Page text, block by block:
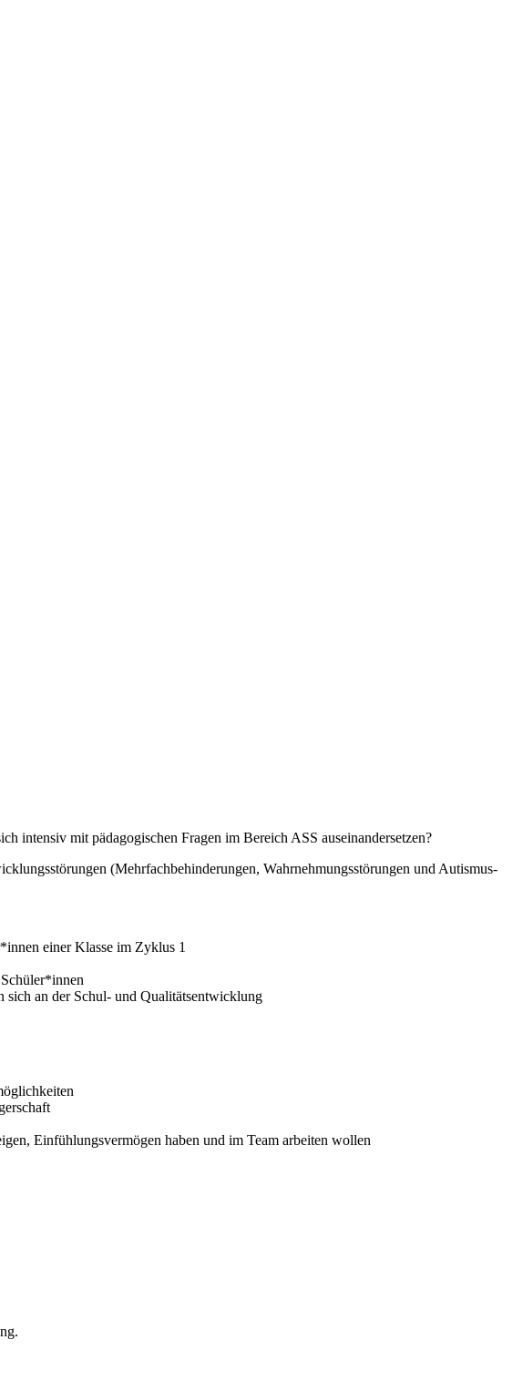
intensiv mit pädagogischen Fragen im Bereich ASS auseinandersetzen?
(Mehrfachbehinderungen, Wahrnehmungsstörungen und Autismus-
einer Klasse im Zyklus 1
sich an der Schul- und Qualitätsentwicklung
Einfühlungsvermögen haben und im Team arbeiten wollen